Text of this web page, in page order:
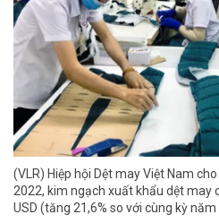
(VLR) Hiệp hội Dệt may Việt Nam
2022, kim ngạch xuất khẩu dệt may
USD (tăng 21,6% so với cùng kỳ năm